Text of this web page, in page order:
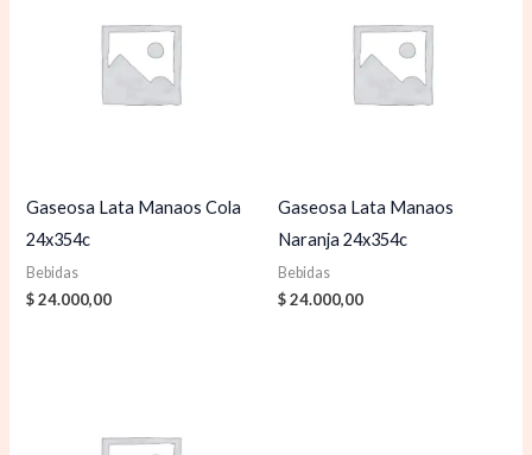
Gaseosa Lata Manaos Cola
24x354c
Bebidas
$24.000,00
Gaseosa Lata Manaos
Naranja 24x354c
Bebidas
$24.000,00